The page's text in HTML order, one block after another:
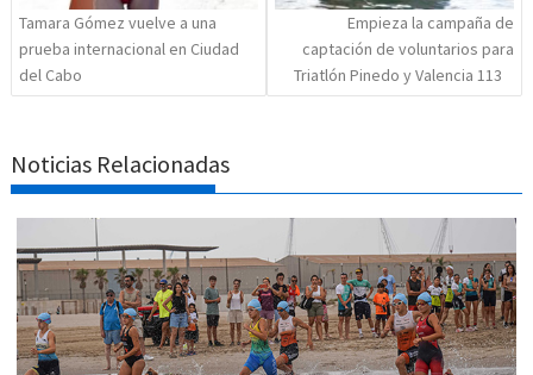
Tamara Gómez vuelve a una
prueba internacional en Ciudad
del Cabo
Empieza la campaña de
captación de voluntarios para
Triatlón Pinedo y Valencia 113
Noticias Relacionadas